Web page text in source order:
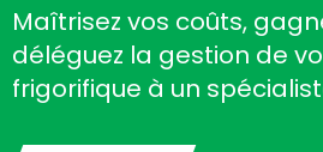
Maîtrisez vos coûts,
déléguez la gestion de
frigorifique à un